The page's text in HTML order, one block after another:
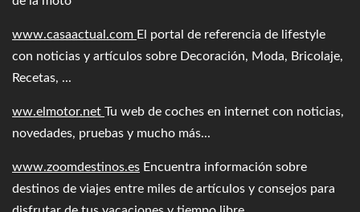
www.casaactual.com El portal de referencia de lifestyle
con noticias y artículos sobre Decoración, Moda, Bricolaje,
Recetas, ...
ww.elmotor.net Tu web de coches en internet con noticias,
novedades, pruebas y mucho más...
www.zoomdestinos.es Encuentra información sobre
destinos de viajes entre miles de artículos y consejos para